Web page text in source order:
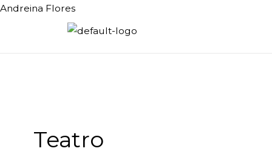
Ir
Andreina Flores
Teatro